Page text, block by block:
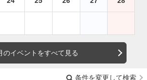
のイベントをすべて見る
条件を変更して検索